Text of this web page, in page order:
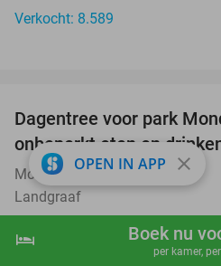
shopping_cart Boek
hotel Boek nu
per kamer,
Verkocht: 8.589
Dagentree voor park
onbeperkt eten en
Mondo Verde
Landgraaf
OPEN IN APP close